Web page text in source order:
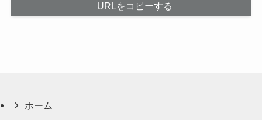
URLをコピーする
ホーム